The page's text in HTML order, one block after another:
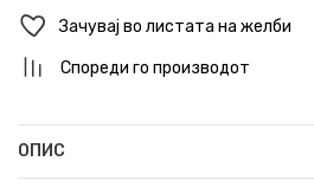
Зачувај во листата на желби
Спореди го производот
ОПИС